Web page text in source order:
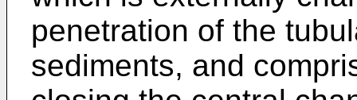
penetration of the
sediments, and